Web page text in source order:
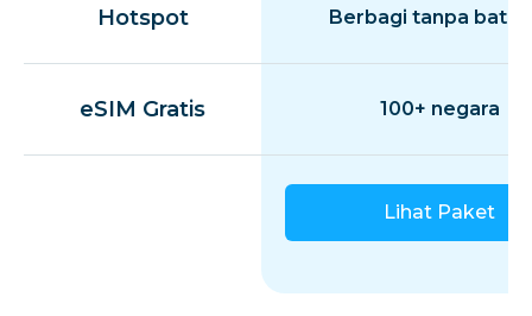
Hotspot Berbagi tanpa batas
eSIM Gratis 100+ negara
Lihat Paket